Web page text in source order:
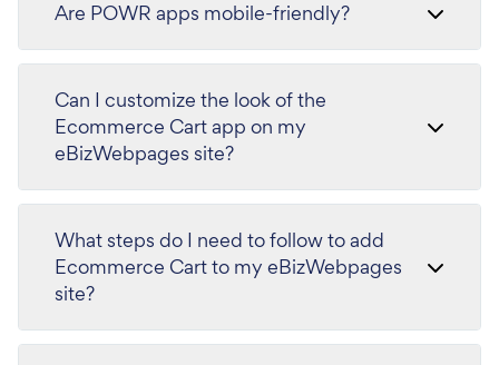
Are POWR apps mobile-friendly?
Can I customize the look of the
Ecommerce Cart app on my
eBizWebpages site?
What steps do I need to follow to add
Ecommerce Cart to my eBizWebpages
site?